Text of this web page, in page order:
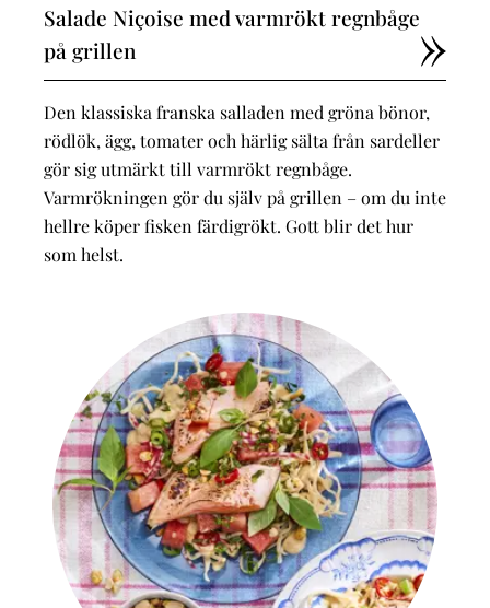
Salade Niçoise med varmrökt regnbåge
på grillen
Den klassiska franska salladen med gröna bönor,
rödlök, ägg, tomater och härlig sälta från sardeller
gör sig utmärkt till varmrökt regnbåge.
Varmrökningen gör du själv på grillen – om du inte
hellre köper fisken färdigrökt. Gott blir det hur
som helst.